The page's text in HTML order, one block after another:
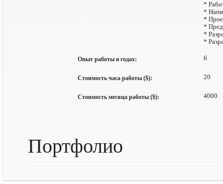
*
*
*
*
*
*
Опыт работы в годах: 6
Стоимость часа работы ($): 20
Стоимость месяца работы ($): 4000
Портфолио